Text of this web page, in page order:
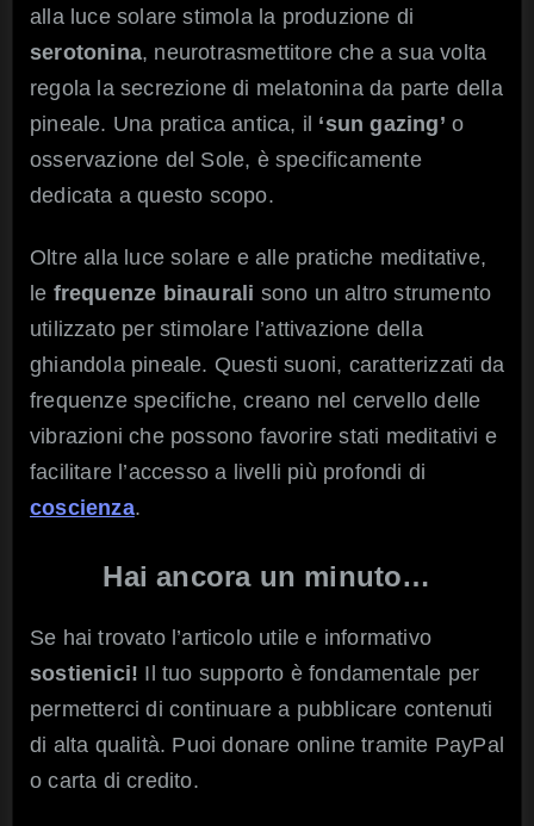
alla luce solare stimola la produzione di
serotonina, neurotrasmettitore che a sua volta
regola la secrezione di melatonina da parte della
pineale. Una pratica antica, il ‘sun gazing’ o
osservazione del Sole, è specificamente
dedicata a questo scopo.
Oltre alla luce solare e alle pratiche meditative,
le frequenze binaurali sono un altro strumento
utilizzato per stimolare l’attivazione della
ghiandola pineale. Questi suoni, caratterizzati da
frequenze specifiche, creano nel cervello delle
vibrazioni che possono favorire stati meditativi e
facilitare l’accesso a livelli più profondi di
coscienza.
Hai ancora un minuto…
Se hai trovato l’articolo utile e informativo
sostienici! Il tuo supporto è fondamentale per
permetterci di continuare a pubblicare contenuti
di alta qualità. Puoi donare online tramite PayPal
o carta di credito.